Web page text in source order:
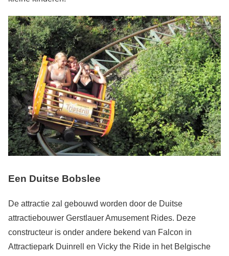
Een Duitse Bobslee
De attractie zal gebouwd worden door de Duitse
attractiebouwer Gerstlauer Amusement Rides. Deze
constructeur is onder andere bekend van Falcon in
Attractiepark Duinrell en Vicky the Ride in het Belgische